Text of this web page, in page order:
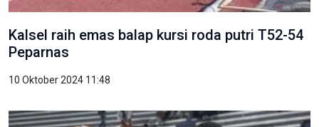
Kalsel raih emas balap kursi roda putri T52-54
Peparnas
10 Oktober 2024 11:48